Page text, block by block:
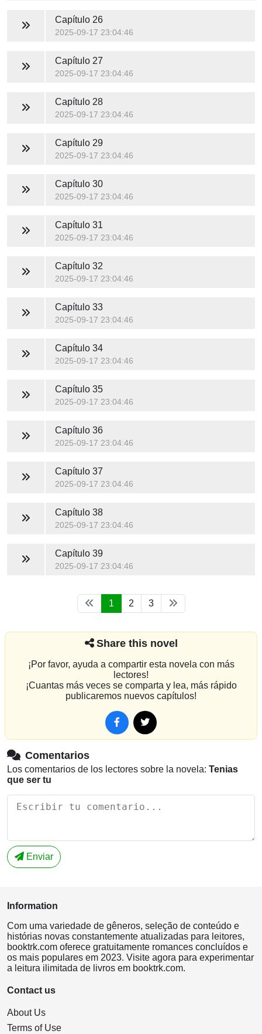
Capítulo 26
2025-09-17 23:04:46
Capítulo 27
2025-09-17 23:04:46
Capítulo 28
2025-09-17 23:04:46
Capítulo 29
2025-09-17 23:04:46
Capítulo 30
2025-09-17 23:04:46
Capítulo 31
2025-09-17 23:04:46
Capítulo 32
2025-09-17 23:04:46
Capítulo 33
2025-09-17 23:04:46
Capítulo 34
2025-09-17 23:04:46
Capítulo 35
2025-09-17 23:04:46
Capítulo 36
2025-09-17 23:04:46
Capítulo 37
2025-09-17 23:04:46
Capítulo 38
2025-09-17 23:04:46
Capítulo 39
2025-09-17 23:04:46
1 2 3
Share this novel
¡Por favor, ayuda a compartir esta novela con más
lectores!
¡Cuantas más veces se comparta y lea, más rápido
publicaremos nuevos capítulos!
Comentarios
Los comentarios de los lectores sobre la novela: Tenias
que ser tu
Enviar
Information
Com uma variedade de gêneros, seleção de conteúdo e
histórias novas constantemente atualizadas para leitores,
booktrk.com oferece gratuitamente romances concluídos e
os mais populares em 2023. Visite agora para experimentar
a leitura ilimitada de livros em booktrk.com.
Contact us
About Us
Terms of Use